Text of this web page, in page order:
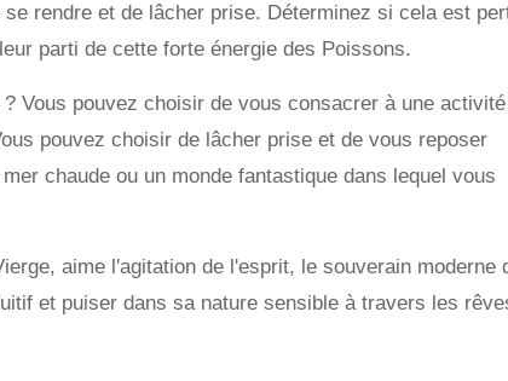
rendre et de lâcher prise. Déterminez si cela est
parti de cette forte énergie des Poissons.
Vous pouvez choisir de vous consacrer à une activité
pouvez choisir de lâcher prise et de vous reposer
chaude ou un monde fantastique dans lequel vous
aime l'agitation de l'esprit, le souverain moderne
et puiser dans sa nature sensible à travers les